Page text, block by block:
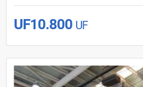
UF10.800 UF